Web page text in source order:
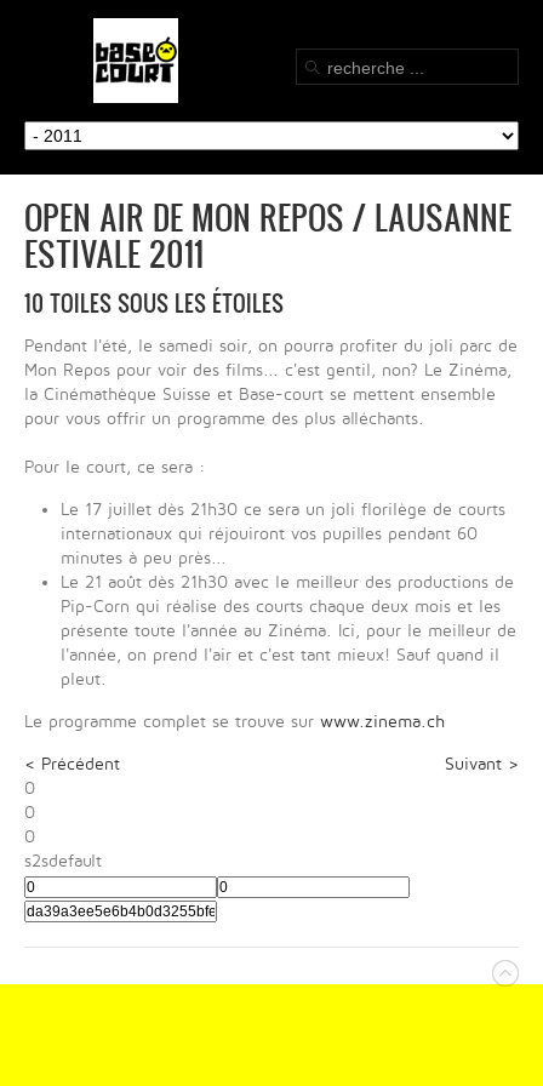
OPEN AIR DE MON REPOS / LAUSANNE
ESTIVALE 2011
10 TOILES SOUS LES ÉTOILES
Pendant l'été, le samedi soir, on pourra profiter du joli parc de
Mon Repos pour voir des films... c'est gentil, non? Le Zinéma,
la Cinémathèque Suisse et Base-court se mettent ensemble
pour vous offrir un programme des plus alléchants.
Pour le court, ce sera :
Le 17 juillet dès 21h30 ce sera un joli florilège de courts
internationaux qui réjouiront vos pupilles pendant 60
minutes à peu près...
Le 21 août dès 21h30 avec le meilleur des productions de
Pip-Corn qui réalise des courts chaque deux mois et les
présente toute l'année au Zinéma. Ici, pour le meilleur de
l'année, on prend l'air et c'est tant mieux! Sauf quand il
pleut.
Le programme complet se trouve sur www.zinema.ch
< Précédent
Suivant >
0
0
0
s2sdefault